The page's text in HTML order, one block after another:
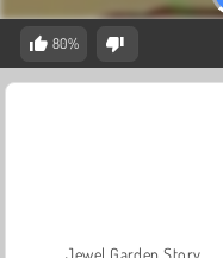
80%
Jewel Garden Story